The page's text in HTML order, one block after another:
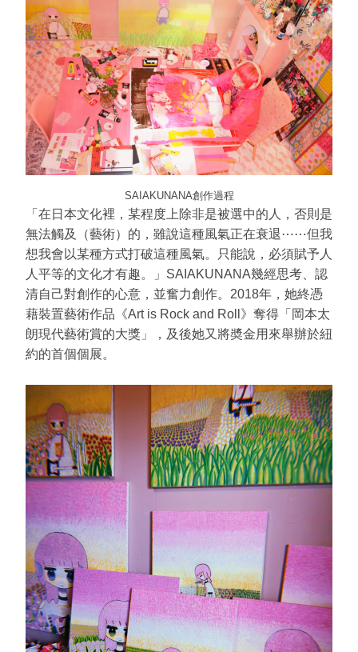
SAIAKUNANA創作過程
「在日本文化裡，某程度上除非是被選中的人，否則是
無法觸及（藝術）的，雖說這種風氣正在衰退⋯⋯但我
想我會以某種方式打破這種風氣。只能說，必須賦予人
人平等的文化才有趣。」SAIAKUNANA幾經思考、認
清自己對創作的心意，並奮力創作。2018年，她終憑
藉裝置藝術作品《Art is Rock and Roll》奪得「岡本太
朗現代藝術賞的大獎」，及後她又將奬金用來舉辦於紐
約的首個個展。